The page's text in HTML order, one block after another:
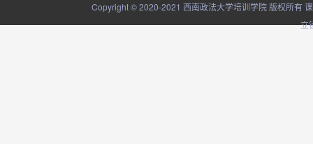
Copyright © 2020-2021 西南政法大学培训学院 版权所有
立